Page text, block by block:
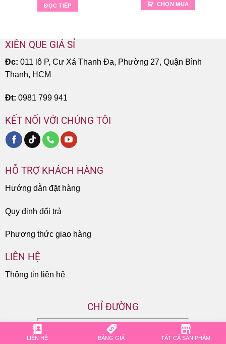
ĐỌC TIẾP CHỌN MUA
XIÊN QUE GIÁ SỈ
Đc: 011 lô P, Cư Xá Thanh Đa, Phường 27, Quận Bình
Thạnh, HCM
Đt: 0981 799 941
KẾT NỐI VỚI CHÚNG TÔI
HỖ TRỢ KHÁCH HÀNG
Hướng dẫn đặt hàng
Quy định đổi trả
Phương thức giao hàng
LIÊN HỆ
Thông tin liên hệ
CHỈ ĐƯỜNG
LIÊN HỆ BẢNG GIÁ TẤT CẢ SẢN PHẨM